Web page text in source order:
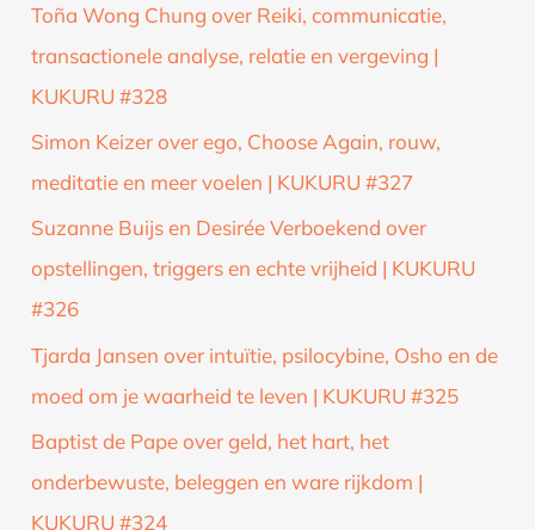
Toña Wong Chung over Reiki, communicatie,
transactionele analyse, relatie en vergeving |
KUKURU #328
Simon Keizer over ego, Choose Again, rouw,
meditatie en meer voelen | KUKURU #327
Suzanne Buijs en Desirée Verboekend over
opstellingen, triggers en echte vrijheid | KUKURU
#326
Tjarda Jansen over intuïtie, psilocybine, Osho en de
moed om je waarheid te leven | KUKURU #325
Baptist de Pape over geld, het hart, het
onderbewuste, beleggen en ware rijkdom |
KUKURU #324